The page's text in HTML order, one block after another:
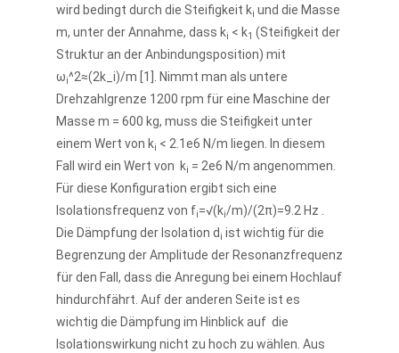
wird bedingt durch die Steifigkeit ki und die Masse
m, unter der Annahme, dass ki < k1 (Steifigkeit der
Struktur an der Anbindungsposition) mit
ωi^2≈(2k_i)/m [1]. Nimmt man als untere
Drehzahlgrenze 1200 rpm für eine Maschine der
Masse m = 600 kg, muss die Steifigkeit unter
einem Wert von ki < 2.1e6 N/m liegen. In diesem
Fall wird ein Wert von ki = 2e6 N/m angenommen.
Für diese Konfiguration ergibt sich eine
Isolationsfrequenz von fi=√(ki/m)/(2π)=9.2 Hz .
Die Dämpfung der Isolation d i ist wichtig für die
Begrenzung der Amplitude der Resonanzfrequenz
für den Fall, dass die Anregung bei einem Hochlauf
hindurchfährt. Auf der anderen Seite ist es
wichtig die Dämpfung im Hinblick auf die
Isolationswirkung nicht zu hoch zu wählen. Aus